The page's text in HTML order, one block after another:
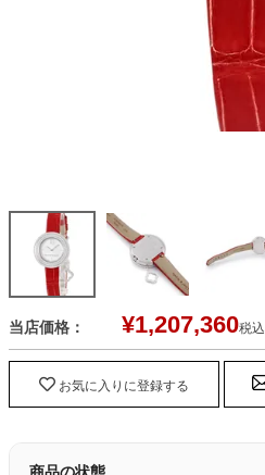
当店価格： ¥1,207,360税込
お気に入りに登録する